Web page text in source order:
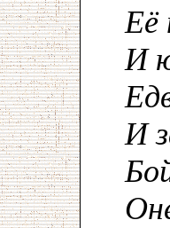
Её
И
И